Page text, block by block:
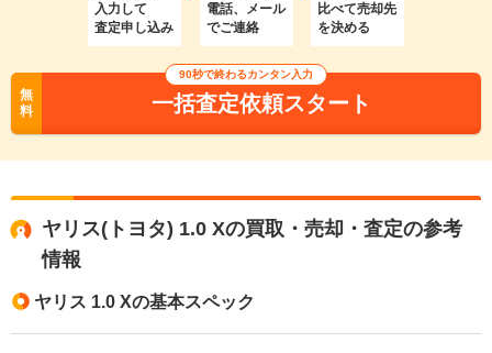
入力して
査定申し込み
電話、メール
でご連絡
比べて売却先
を決める
無
料
90秒で終わるカンタン入力
一括査定依頼スタート
ヤリス(トヨタ) 1.0 Xの買取・売却・査定の参考
情報
ヤリス 1.0 Xの基本スペック